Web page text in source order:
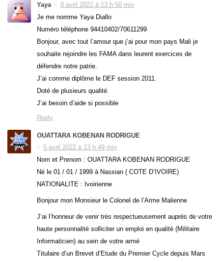
Yaya
8 avril 2022 à 13 h 50 min
Je me nomme Yaya Diallo
Numéro téléphone 94410402/70611299
Bonjour, avec tout l’amour que j’ai pour mon pays Mali je
souhaite rejoindre les FAMA dans leurent exercices de
défendre notre patrie.
J’ai comme diplôme le DEF session 2011.
Doté de plusieurs qualité.
J’ai besoin d’aide si possible
Reply
OUATTARA KOBENAN RODRIGUE
5 avril 2022 à 13 h 49 min
Nom et Prenom : OUATTARA KOBENAN RODRIGUE
Né le 01 / 01 / 1999 à Nassian ( COTE D’IVOIRE)
NATIONALITE : Ivoirienne
Bonjour mon Monsieur le Colonel de l’Arme Malienne
J’ai l’honneur de venir très respectueusement auprès de votre
haute personnalité solliciter un emploi en qualité (Militaire
Informaticien) au sein de votre armé
Titulaire d’un Brevet d’Etude du Premier Cycle depuis Mars